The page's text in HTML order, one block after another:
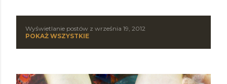
s
Wyświetlanie postów z września 19, 2012
POKAŻ WSZYSTKIE